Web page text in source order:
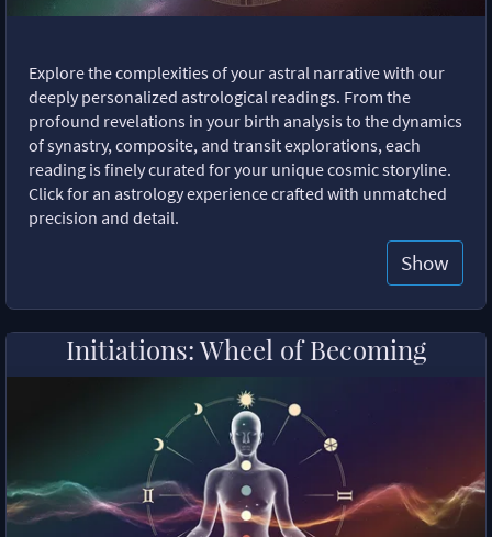
Explore the complexities of your astral narrative with our
deeply personalized astrological readings. From the
profound revelations in your birth analysis to the dynamics
of synastry, composite, and transit explorations, each
reading is finely curated for your unique cosmic storyline.
Click for an astrology experience crafted with unmatched
precision and detail.
Show
Initiations: Wheel of Becoming